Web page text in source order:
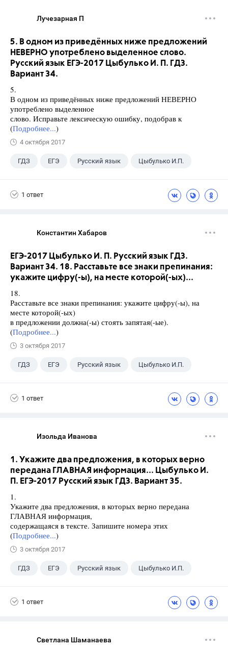
Лучезарная П
5. В одном из приведённых ниже предложений
НЕВЕРНО употреблено выделенное слово.
Русский язык ЕГЭ-2017 Цыбулько И. П. ГДЗ.
Вариант 34.
5.
В одном из приведённых ниже предложений НЕВЕРНО
употреблено выделенное
слово. Исправьте лексическую ошибку, подобрав к
(Подробнее...)
4 октября 2017
ГДЗ ЕГЭ Русский язык Цыбулько И.П.
1 ответ
Константин Хабаров
ЕГЭ-2017 Цыбулько И. П. Русский язык ГДЗ.
Вариант 34. 18. Расставьте все знаки препинания:
укажите цифру(-ы), на месте которой(-ых)...
18.
Расставьте все знаки препинания: укажите цифру(-ы), на
месте которой(-ых)
в предложении должна(-ы) стоять запятая(-ые).
(Подробнее...)
3 октября 2017
ГДЗ ЕГЭ Русский язык Цыбулько И.П.
1 ответ
Изольда Иванова
1. Укажите два предложения, в которых верно
передана ГЛАВНАЯ информация... Цыбулько И.
П. ЕГЭ-2017 Русский язык ГДЗ. Вариант 35.
1.
Укажите два предложения, в которых верно передана
ГЛАВНАЯ информация,
содержащаяся в тексте. Запишите номера этих
(Подробнее...)
3 октября 2017
ГДЗ ЕГЭ Русский язык Цыбулько И.П.
1 ответ
Светлана Шаманаева